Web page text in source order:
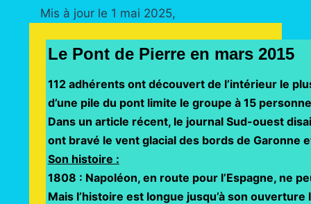
Mis à jour le 1 mai 2025,
Le Pont de Pierre en mars 2015
112 adhérents ont découvert de l’intérieur le
d’une pile du pont limite le groupe à 15
Dans un article récent, le journal Sud-ouest
ont bravé le vent glacial des bords de Garonne
Son histoire :
1808 : Napoléon, en route pour l’Espagne, ne
Mais l’histoire est longue jusqu’à son ouverture